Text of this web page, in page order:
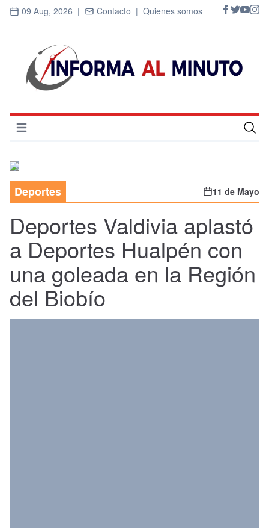
09 Aug, 2026 | Contacto | Quienes somos
Abrir menú
Deportes
Economía
Entrevistas
Nacional
Política
Deportes 11 de Mayo
Deportes Valdivia aplastó
a Deportes Hualpén con
una goleada en la Región
del Biobío